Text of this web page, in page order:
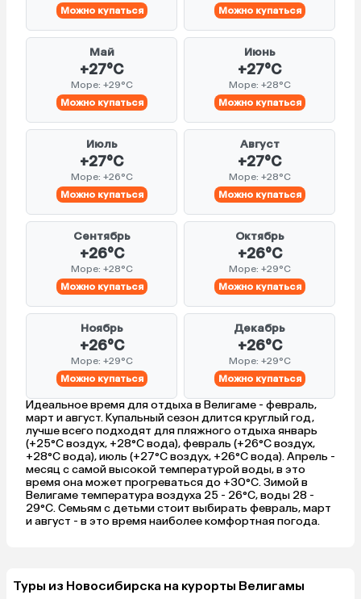
Можно купаться
Можно купаться
Май
+27°C
Море: +29°C
Можно купаться
Июнь
+27°C
Море: +28°C
Можно купаться
Июль
+27°C
Море: +26°C
Можно купаться
Август
+27°C
Море: +28°C
Можно купаться
Сентябрь
+26°C
Море: +28°C
Можно купаться
Октябрь
+26°C
Море: +29°C
Можно купаться
Ноябрь
+26°C
Море: +29°C
Можно купаться
Декабрь
+26°C
Море: +29°C
Можно купаться
Идеальное время для отдыха в Велигаме - февраль,
март и август. Купальный сезон длится круглый год,
лучше всего подходят для пляжного отдыха январь
(+25°C воздух, +28°C вода), февраль (+26°C воздух,
+28°C вода), июль (+27°C воздух, +26°C вода). Апрель -
месяц с самой высокой температурой воды, в это
время она может прогреваться до +30°C. Зимой в
Велигаме температура воздуха 25 - 26°C, воды 28 -
29°C. Семьям с детьми стоит выбирать февраль, март
и август - в это время наиболее комфортная погода.
Туры из Новосибирска на курорты Велигамы